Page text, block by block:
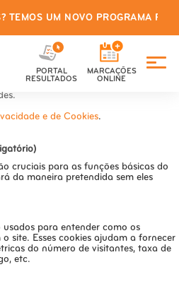
preferências de
website.
necessários, analíticos e
e de Cookies.
cruciais para as funções básicas do
da maneira pretendida sem eles
para entender como os
site. Esses cookies ajudam a fornecer
do número de visitantes, taxa de
etc.
TEMOS UM NOVO PROGRAMA
PORTAL
RESULTADOS
MARCAÇÕES
ONLINE